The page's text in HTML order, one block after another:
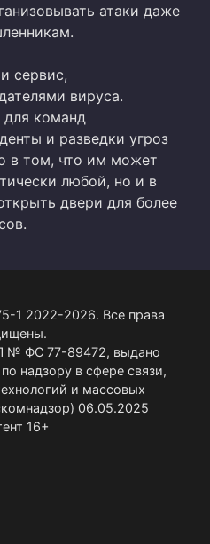
атаки даже
сервис,
вируса.
для команд
и разведки угроз
в том, что им может
любой, но и в
двери для более
1 2022-2026. Все права
№ ФС 77-89472, выдано
надзору в сфере связи,
и массовых
06.05.2025
16+